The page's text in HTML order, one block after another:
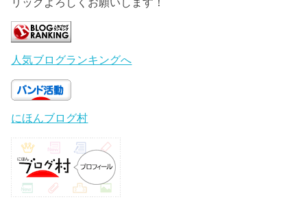
人気ブログランキングへ
にほんブログ村